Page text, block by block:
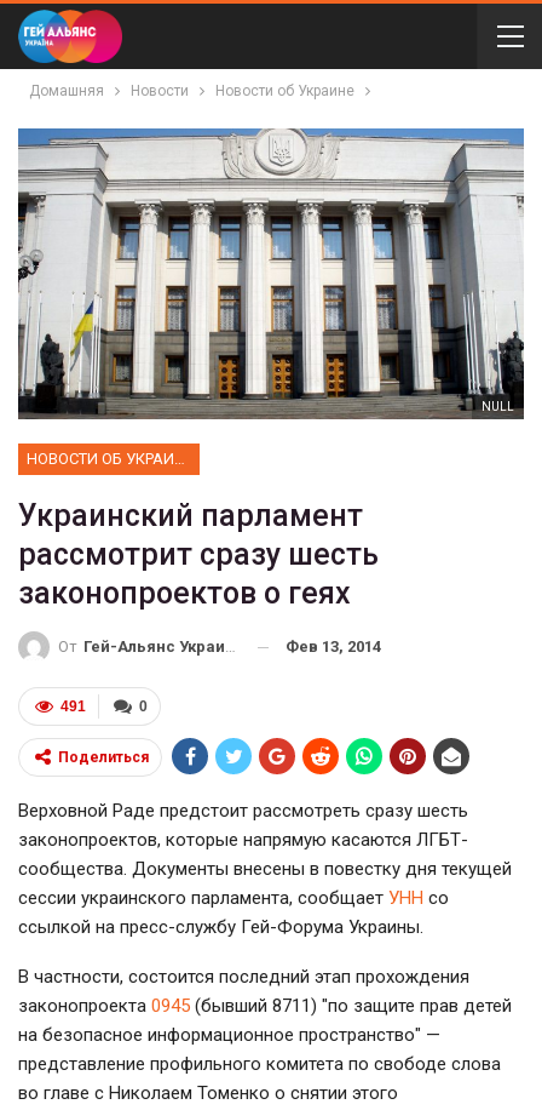
Домашняя Новости Новости об Украине
NULL
Украинский парламент
рассмотрит сразу шесть
законопроектов о геях
От Гей-Альянс Украина Фев 13, 2014
0
491
Поделиться
Верховной Раде предстоит рассмотреть сразу шесть
законопроектов, которые напрямую касаются ЛГБТ-
сообщества. Документы внесены в повестку дня текущей
сессии украинского парламента, сообщает УНН со
ссылкой на пресс-службу Гей-Форума Украины.
В частности, состоится последний этап прохождения
законопроекта 0945 (бывший 8711) "по защите прав детей
на безопасное информационное пространство" —
представление профильного комитета по свободе слова
во главе с Николаем Томенко о снятии этого